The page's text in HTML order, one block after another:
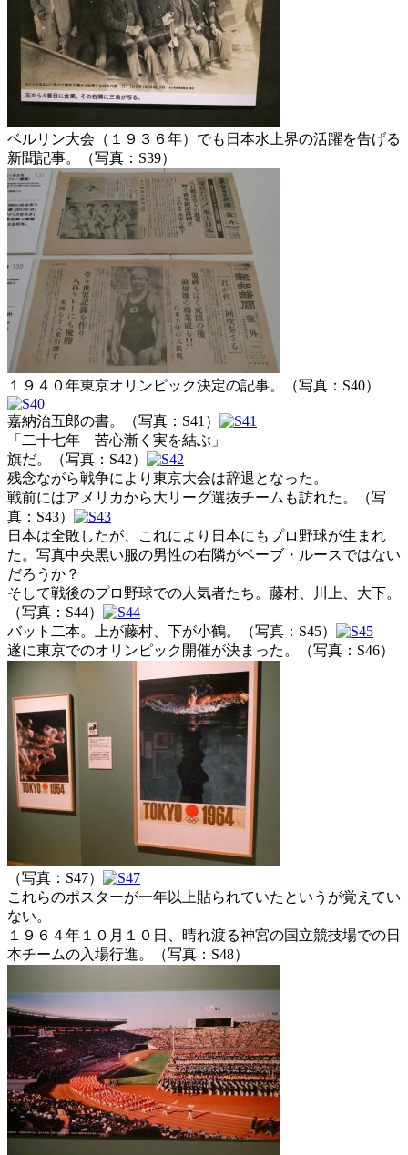
ベルリン大会（１９３６年）でも日本水上界の活躍を告げる
新聞記事。（写真：S39）
１９４０年東京オリンピック決定の記事。（写真：S40）
嘉納治五郎の書。（写真：S41）
「二十七年 苦心漸く実を結ぶ」
旗だ。（写真：S42）
残念ながら戦争により東京大会は辞退となった。
戦前にはアメリカから大リーグ選抜チームも訪れた。（写
真：S43）
日本は全敗したが、これにより日本にもプロ野球が生まれ
た。写真中央黒い服の男性の右隣がベーブ・ルースではない
だろうか？
そして戦後のプロ野球での人気者たち。藤村、川上、大下。
（写真：S44）
バット二本。上が藤村、下が小鶴。（写真：S45）
遂に東京でのオリンピック開催が決まった。（写真：S46）
（写真：S47）
これらのポスターが一年以上貼られていたというが覚えてい
ない。
１９６４年１０月１０日、晴れ渡る神宮の国立競技場での日
本チームの入場行進。（写真：S48）